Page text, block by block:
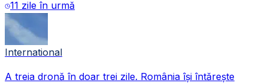
11 zile în urmă
International
A treia dronă în doar trei zile. România își întărește